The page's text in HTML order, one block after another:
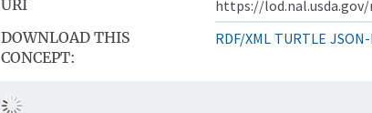
URI
https://
DOWNLOAD THIS
CONCEPT:
RDF/XML TURTLE